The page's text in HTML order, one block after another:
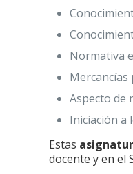
Normativa
Mercancías
Aspecto de
Iniciación a
Estas
docente y en el